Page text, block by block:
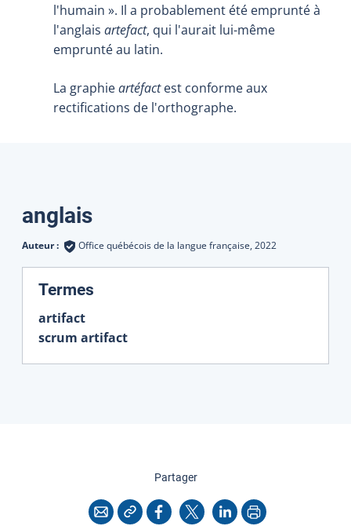
l'humain ». Il a probablement été emprunté à
l'anglais artefact, qui l'aurait lui-même
emprunté au latin.
La graphieartéfactest conforme aux
rectifications de l'orthographe.
Traductions
anglais
Auteur : Office québécois de la langue française, 2022
Termes
artifact
scrum artifact
Partagercette page
CourrielCopier l'adresse
Facebook
X LinkedInImprimer